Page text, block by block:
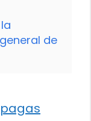
de
pagas